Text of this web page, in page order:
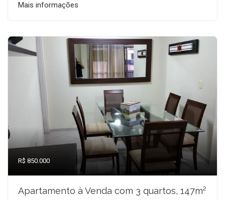
Mais informações
R$ 850.000
Apartamento à Venda com 3 quartos, 147m²